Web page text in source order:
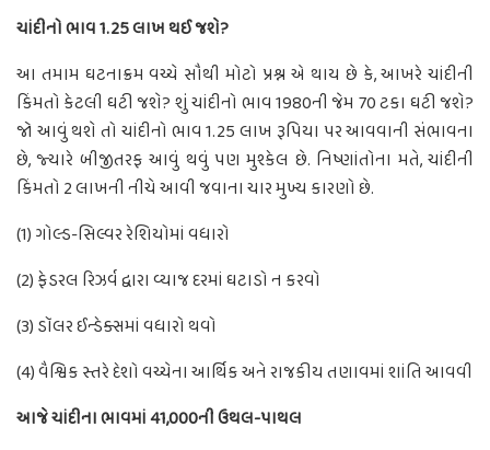
ચાંદીનો ભાવ 1.25 લાખ થઈ જશે?
આ તમામ ઘટનાક્રમ વચ્ચે સૌથી મોટો પ્રશ્ન એ થાય છે કે, આખરે ચાંદીની
કિંમતો કેટલી ઘટી જશે? શું ચાંદીનો ભાવ 1980ની જેમ 70 ટકા ઘટી જશે?
જો આવું થશે તો ચાંદીનો ભાવ 1.25 લાખ રૂપિયા પર આવવાની સંભાવના
છે, જ્યારે બીજીતરફ આવું થવું પણ મુશ્કેલ છે. નિષ્ણાંતોના મતે, ચાંદીની
કિંમતો 2 લાખની નીચે આવી જવાના ચાર મુખ્ય કારણો છે.
(1) ગોલ્ડ-સિલ્વર રેશિયોમાં વધારો
(2) ફેડરલ રિઝર્વ દ્વારા વ્યાજ દરમાં ઘટાડો ન કરવો
(3) ડૉલર ઈન્ડેક્સમાં વધારો થવો
(4) વૈશ્વિક સ્તરે દેશો વચ્ચેના આર્થિક અને રાજકીય તણાવમાં શાંતિ આવવી
આજે ચાંદીના ભાવમાં 41,000ની ઉથલ-પાથલ